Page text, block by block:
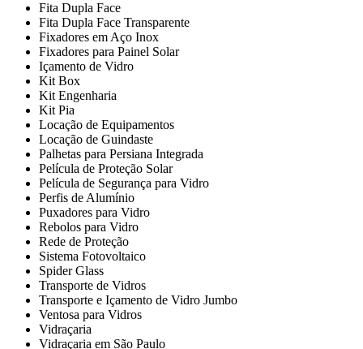
Fita Dupla Face
Fita Dupla Face Transparente
Fixadores em Aço Inox
Fixadores para Painel Solar
Içamento de Vidro
Kit Box
Kit Engenharia
Kit Pia
Locação de Equipamentos
Locação de Guindaste
Palhetas para Persiana Integrada
Película de Proteção Solar
Película de Segurança para Vidro
Perfis de Alumínio
Puxadores para Vidro
Rebolos para Vidro
Rede de Proteção
Sistema Fotovoltaico
Spider Glass
Transporte de Vidros
Transporte e Içamento de Vidro Jumbo
Ventosa para Vidros
Vidraçaria
Vidraçaria em São Paulo